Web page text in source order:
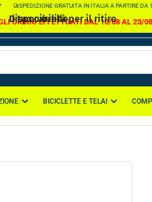
SPEDIZIONE GRATUITA IN ITALIA A PARTIRE DA
ORDINI EFFETTUATI DAL 10/08 AL 23/
BICICLETTE E TELAI
Il tuo carrello
Il tuo carrello è
Disponibilità per il ritiro
Guanti Da Bambino Matrix
Sede di Casapulla
Via Nazionale Appia 114
81020 Casapulla CE